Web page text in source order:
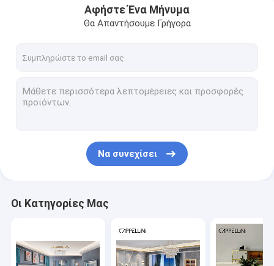
Αφήστε Ένα Μήνυμα
Θα Απαντήσουμε Γρήγορα
Να συνεχίσει
Οι Κατηγορίες Μας